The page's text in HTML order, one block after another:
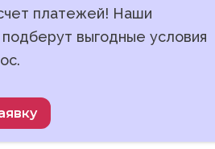
платежей! Наши
выгодные условия